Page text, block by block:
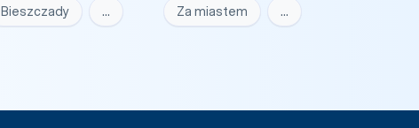
Bieszczady … Za miastem …